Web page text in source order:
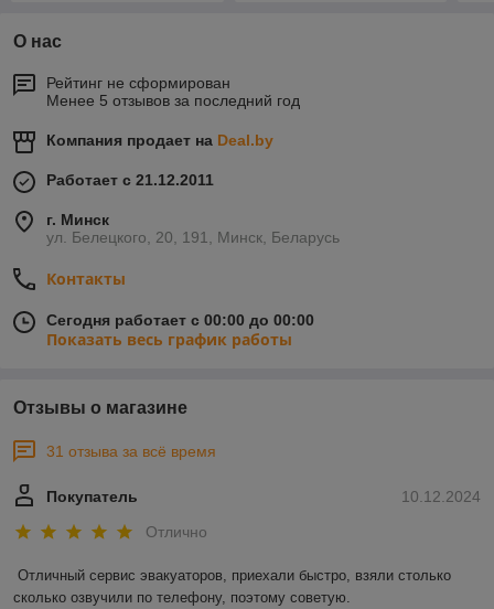
О нас
Рейтинг не сформирован
Менее 5 отзывов за последний год
Компания продает на Deal.by
Работает с 21.12.2011
г. Минск
ул. Белецкого, 20, 191, Минск, Беларусь
Контакты
Сегодня работает с 00:00 до 00:00
Показать весь график работы
Отзывы о магазине
31 отзыва за всё время
10.12.2024
Покупатель
Отлично
Отличный сервис эвакуаторов, приехали быстро, взяли столько
сколько озвучили по телефону, поэтому советую.